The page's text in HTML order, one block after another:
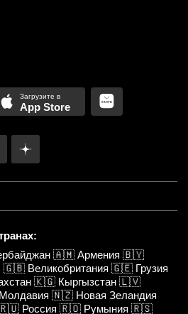
App Store
🇦🇲 Армения 🇧🇾
🇬🇧 Великобритания 🇬🇪 Грузия
🇰🇬 Кыргызстан 🇱🇻
Молдавия 🇳🇿 Новая Зеландия
Россия 🇷🇴 Румыния 🇷🇸